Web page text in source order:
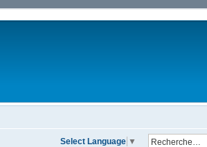
Select Language ▼